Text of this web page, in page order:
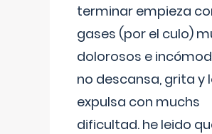
terminar empieza
gases (por el culo)
dolorosos e
no descansa, grita y
expulsa con muchs
dificultad. he leido